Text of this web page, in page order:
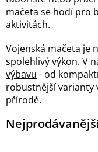
mačeta se hodí pro
aktivitách.
Vojenská mačeta je
spolehlivý výkon. V
výbavu - od
robustnější varianty
přírodě.